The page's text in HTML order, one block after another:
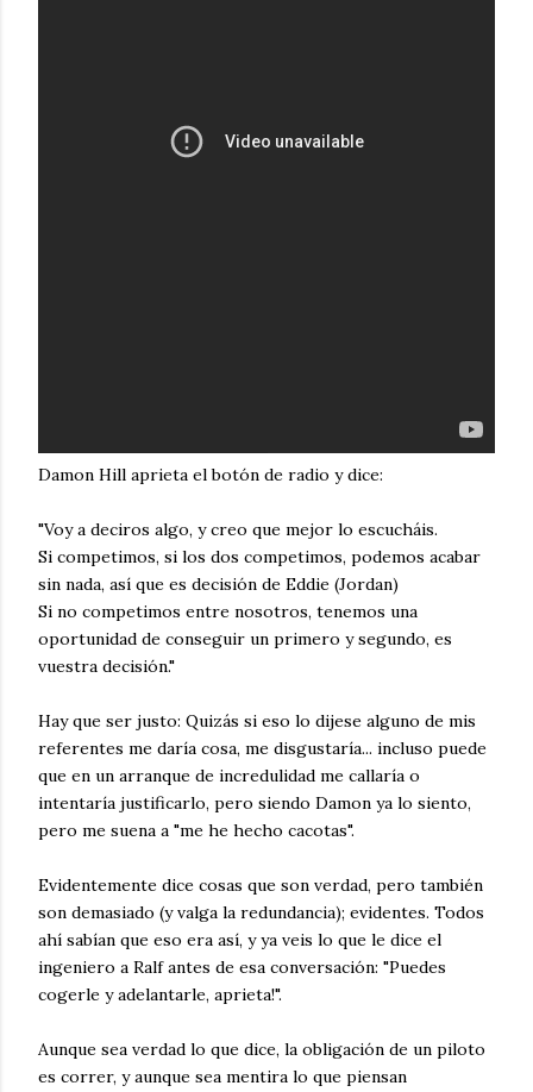
Damon Hill aprieta el botón de radio y dice:
"Voy a deciros algo, y creo que mejor lo escucháis.
Si competimos, si los dos competimos, podemos acabar
sin nada, así que es decisión de Eddie (Jordan)
Si no competimos entre nosotros, tenemos una
oportunidad de conseguir un primero y segundo, es
vuestra decisión."
Hay que ser justo: Quizás si eso lo dijese alguno de mis
referentes me daría cosa, me disgustaría... incluso puede
que en un arranque de incredulidad me callaría o
intentaría justificarlo, pero siendo Damon ya lo siento,
pero me suena a "me he hecho cacotas".
Evidentemente dice cosas que son verdad, pero también
son demasiado (y valga la redundancia); evidentes. Todos
ahí sabían que eso era así, y ya veis lo que le dice el
ingeniero a Ralf antes de esa conversación: "Puedes
cogerle y adelantarle, aprieta!".
Aunque sea verdad lo que dice, la obligación de un piloto
es correr, y aunque sea mentira lo que piensan